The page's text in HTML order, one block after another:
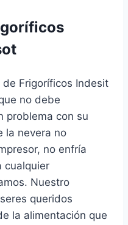
de Frigoríficos Indesit
no debe
problema con su
la nevera no
no enfría
cualquier
Nuestro
queridos
la alimentación que